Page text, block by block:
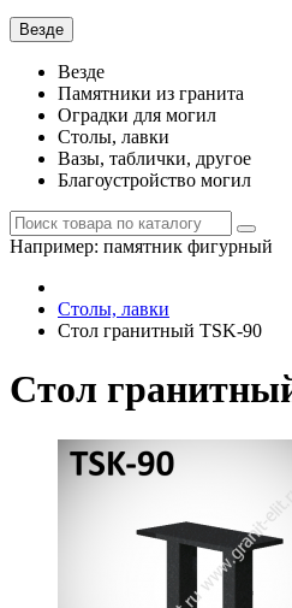
Везде
Везде
Памятники из гранита
Оградки для могил
Столы, лавки
Вазы, таблички, другое
Благоустройство могил
Например: памятник фигурный
Столы, лавки
Стол гранитный TSK-90
Стол